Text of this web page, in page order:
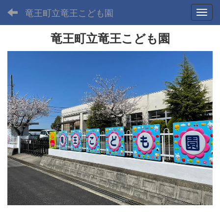
竜王町立竜王こども園
竜王町立竜王こども園